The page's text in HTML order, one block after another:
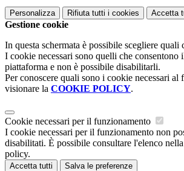
Personalizza Rifiuta tutti i cookies Accetta
Gestione cookie
In questa schermata è possibile scegliere quali
I cookie necessari sono quelli che consentono
piattaforma e non è possibile disabilitarli.
Per conoscere quali sono i cookie necessari al
visionare la COOKIE POLICY.
Cookie necessari per il funzionamento
I cookie necessari per il funzionamento non
disabilitati. È possibile consultare l'elenco
policy.
Accetta tutti Salva le preferenze